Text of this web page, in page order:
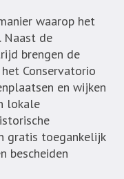
waarop het
Naast de
brengen de
Conservatorio
en wijken
lokale
gratis toegankelijk
bescheiden